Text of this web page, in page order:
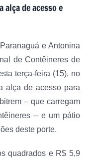
alça de acesso e
e Antonina
de Contêineres de
terça-feira (15), no
alça de acesso para
– que carregam
– e um pátio
deste porte.
quadrados e R$ 5,9